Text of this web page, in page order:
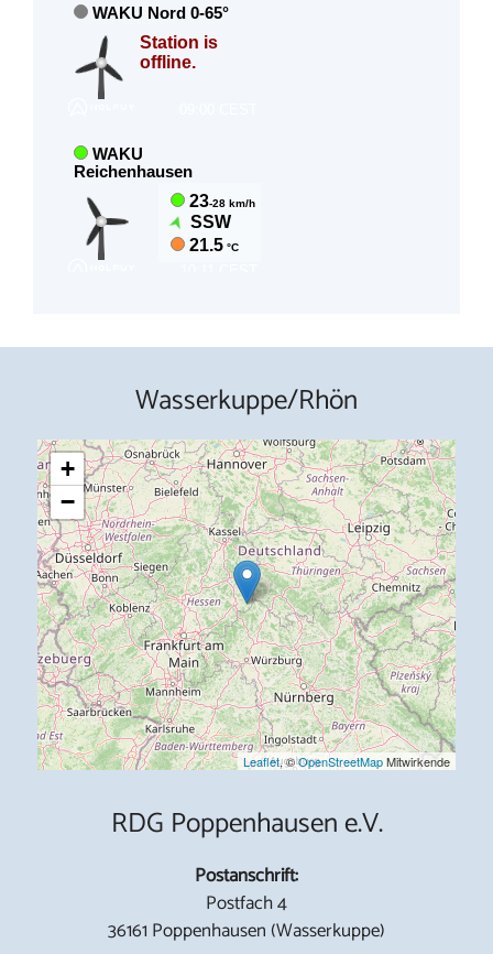
Wasserkuppe/Rhön
+
−
Leaflet, ©OpenStreetMapMitwirkende
RDG Poppenhausen e.V.
Postanschrift:
Postfach 4
36161 Poppenhausen (Wasserkuppe)